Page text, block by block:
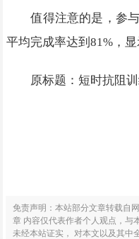
值得注意的是，参
平均完成率达到81%，
原标题：短时抗阻
免责声明：本站部分文章转载自
章 内容仅代表作者个人观点，与
未经本站证实， 对本文以及其中